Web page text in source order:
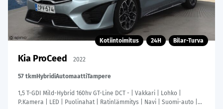
Kotiintoimitus 24H Bilar-Turva
Kia ProCeed 2022
57 tkmHybridiAutomaattiTampere
1,5 T-GDI Mild-Hybrid 160hv GT-Line DCT - | Vakkari | Lohko |
P.Kamera | LED | Puolinahat | Ratinlämmitys | Navi | Suomi-auto |